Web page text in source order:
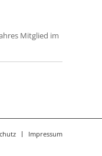
Mitglied im
Impressum